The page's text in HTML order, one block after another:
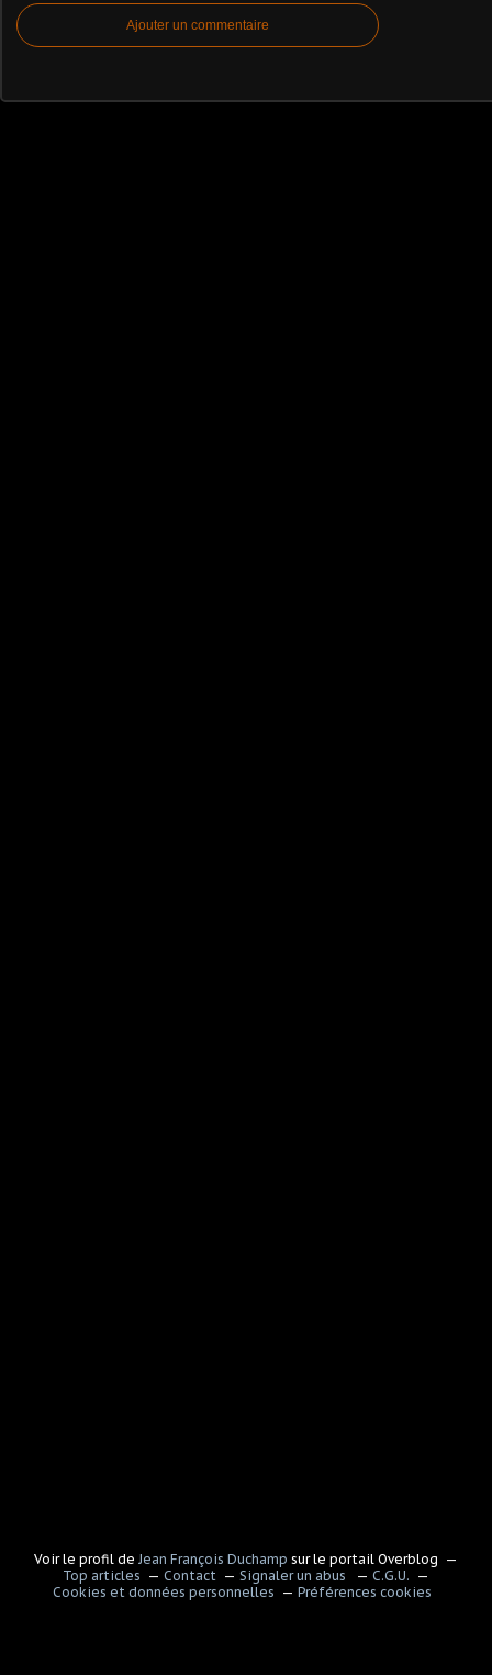
Ajouter un commentaire
Voir le profil de Jean François Duchamp sur le portail Overblog
Top articles
Contact Signaler un abus
C.G.U.
Cookies et données personnelles
Préférences cookies